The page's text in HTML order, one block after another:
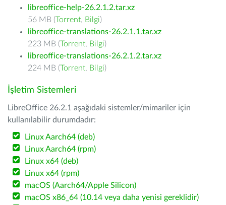
libreoffice-help-26.2.1.2.tar.xz
56 MB (Torrent, Bilgi)
libreoffice-translations-26.2.1.1.tar.xz
223 MB (Torrent, Bilgi)
libreoffice-translations-26.2.1.2.tar.xz
224 MB (Torrent, Bilgi)
İşletim Sistemleri
LibreOffice 26.2.1 aşağıdaki sistemler/mimariler için
kullanılabilir durumdadır:
Linux Aarch64 (deb)
Linux Aarch64 (rpm)
Linux x64 (deb)
Linux x64 (rpm)
macOS (Aarch64/Apple Silicon)
macOS x86_64 (10.14 veya daha yenisi gereklidir)